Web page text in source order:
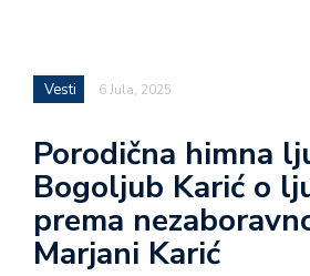
Vesti 6 Jula, 2025
Porodična himna
Bogoljub Karić o
prema
Marjani Karić